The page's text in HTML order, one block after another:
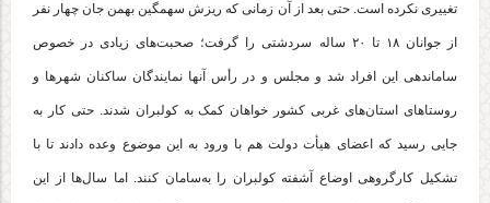
تغییری نکرده است. حتی بعد از آن زمانی که ریزش سهمگین بهمن جان چهار نفر
از جوانان ۱۸ تا ۲۰ ساله سردشتی را گرفت؛ صحبت‌های زیادی در خصوص
ساماندهی این افراد شد و مجلس و در رأس آنها نمایندگان ساکنان شهرها و
روستاهای استان‌های غربی کشور خواهان کمک به کولبران شدند. حتی کار به
جایی رسید که اعضای هیأت دولت هم با ورود به این موضوع وعده دادند تا با
تشکیل کارگروهی اوضاع آشفته کولبران را به‌سامان کنند. اما سال‌ها از این